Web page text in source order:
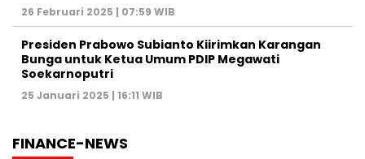
26 Februari 2025 | 07:59 WIB
Presiden Prabowo Subianto Kiirimkan Karangan
Bunga untuk Ketua Umum PDIP Megawati
Soekarnoputri
25 Januari 2025 | 16:11 WIB
FINANCE-NEWS